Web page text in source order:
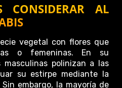
CONSIDERAR AL
vegetal con flores que
o femeninas. En su
masculinas polinizan a las
su estirpe mediante la
embargo, la mayoría de